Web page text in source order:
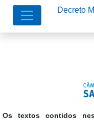
Os textos contidos
Decreto